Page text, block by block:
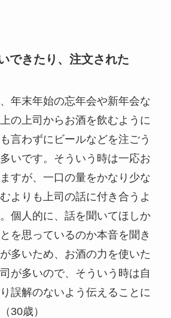
できたり、注文された
年末年始の忘年会や新年会な
の上司からお酒を飲むように
言わずにビールなどを注ごう
いです。そういう時は一応お
すが、一口の量をかなり少な
よりも上司の話に付き合うよ
個人的に、話を聞いてほしか
を思っているのか本音を聞き
多いため、お酒の力を使いた
が多いので、そういう時は自
誤解のないよう伝えることに
30歳）